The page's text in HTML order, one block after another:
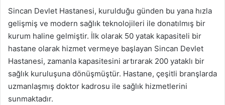
Sincan Devlet Hastanesi, kurulduğu günden bu yana hızla
gelişmiş ve modern sağlık teknolojileri ile donatılmış bir
kurum haline gelmiştir. İlk olarak 50 yatak kapasiteli bir
hastane olarak hizmet vermeye başlayan Sincan Devlet
Hastanesi, zamanla kapasitesini artırarak 200 yataklı bir
sağlık kuruluşuna dönüşmüştür. Hastane, çeşitli branşlarda
uzmanlaşmış doktor kadrosu ile sağlık hizmetlerini
sunmaktadır.